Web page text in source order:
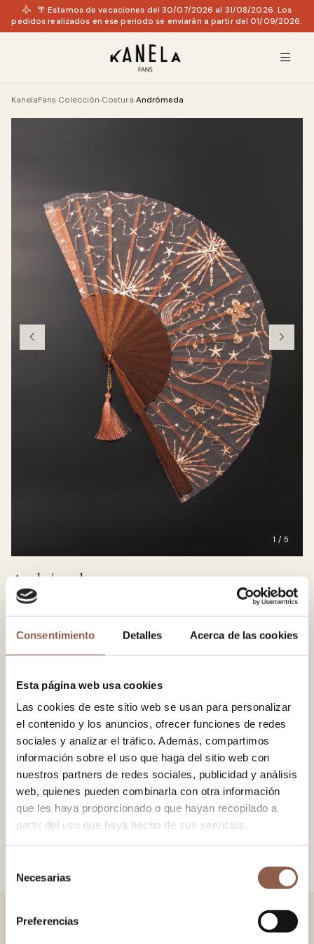
Consentimiento Detalles Acerca de las cookies
Esta página web usa cookies
Las cookies de este sitio web se usan para personalizar
el contenido y los anuncios, ofrecer funciones de redes
sociales y analizar el tráfico. Además, compartimos
información sobre el uso que haga del sitio web con
nuestros partners de redes sociales, publicidad y análisis
web, quienes pueden combinarla con otra información
que les haya proporcionado o que hayan recopilado a
partir del uso que haya hecho de sus servicios.
Necesarias
Preferencias
🌴 Estamos de vacaciones del 30/07/2026 al 31/08/2026. Los
pedidos realizados en ese periodo se enviarán a partir del 01/09/2026.
KanelaFans›Colección›Costura›Andrómeda
1 / 5
Andrómeda
50.00 EUR
− +
Abanico en madera de sipo, con tela tul bordada con
lentejuelas. Detalle de pompón con cadena.
TAMAÑO 27x52 cm.
COLOR Único